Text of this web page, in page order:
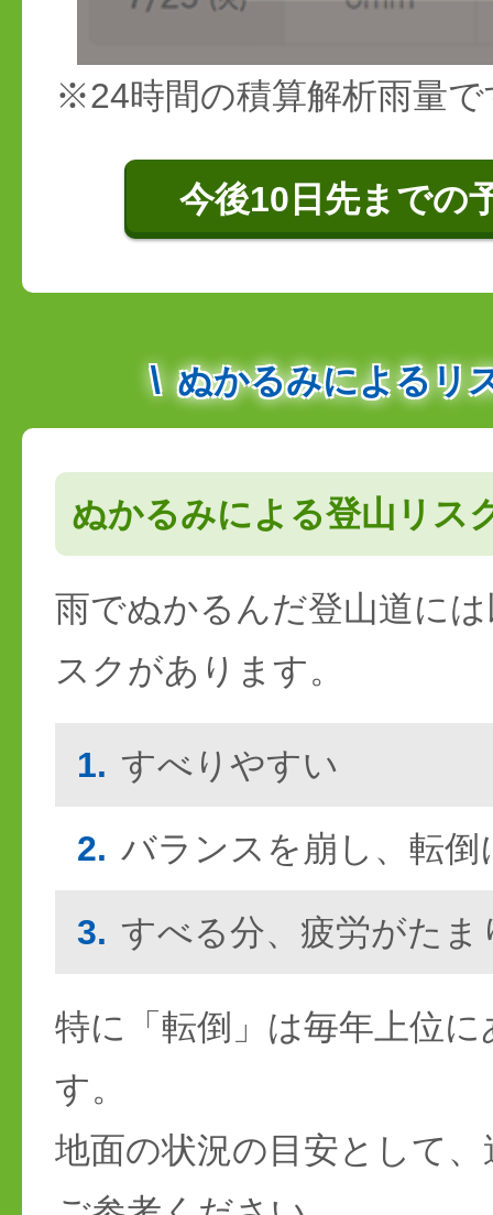
※24時間の積算解析雨量で
今後10日先までの
ぬかるみによるリ
ぬかるみによる登山リス
雨でぬかるんだ登山道に
スクがあります。
1. すべりやすい
2. バランスを崩し、転
3. すべる分、疲労がたま
特に「転倒」は毎年上位
す。
地面の状況の目安として